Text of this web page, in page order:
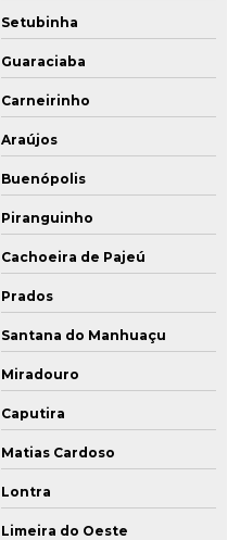
Setubinha
Guaraciaba
Carneirinho
Araújos
Buenópolis
Piranguinho
Cachoeira de Pajeú
Prados
Santana do Manhuaçu
Miradouro
Caputira
Matias Cardoso
Lontra
Limeira do Oeste